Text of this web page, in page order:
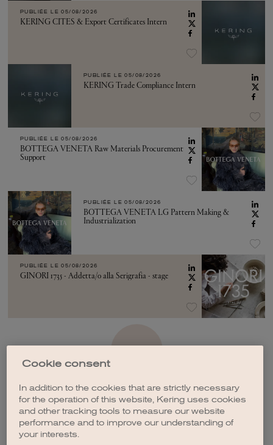
PUBLIÉE LE 05/08/2026
KERING CITES & Export Certificates Intern
PUBLIÉE LE 05/08/2026
KERING Trade Compliance Intern
PUBLIÉE LE 05/08/2026
BOTTEGA VENETA Raw Materials Procurement
Support
PUBLIÉE LE 05/08/2026
BOTTEGA VENETA LG Pattern Making &
Industrialization
PUBLIÉE LE 05/08/2026
GINORI 1735 - Addetta/o alla Serigrafia - stage
CRÉER UNE ALERTE
Cookie consent
In addition to the cookies that are strictly necessary
for the operation of this website, Kering uses cookies
and other tracking tools to measure our website
performance and to improve our understanding of
your interests.